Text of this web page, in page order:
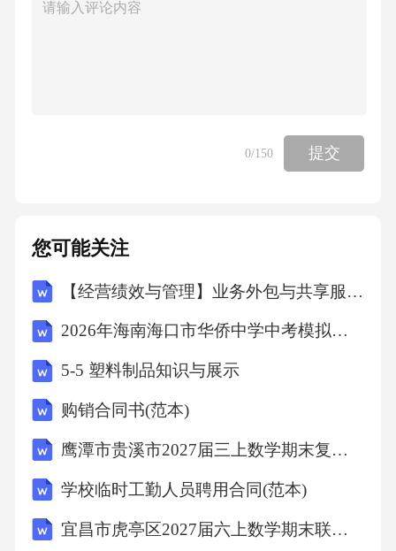
（）和（）。（2）种子发芽需要的条件是
卵生、身上长有羽毛和翅膀的动物，属于（）
类。（5）像狗、兔子这样，胎生、用乳汁喂养
向日葵（2）下列动物中，属于昆虫的是（）A.
蜘蛛B.蜈蚣C.蝴蝶（3）下列动物中，是哺乳动
物的是（）A.鸡B.鸭C.牛（4）植物的根的作用
植物身体（二）自然现象大揭秘填空：（1）云
是由（）和（）组成的。（2）雨的形成过程
是：海洋、湖泊等水面的水蒸发变成（），上
升到空中，遇冷变成小水滴或小冰晶，聚集在
不住的时候，就会落下来，形成（）。（3）风
0/150 提交
您可能关注
【经营绩效与管理】业务外包与共享服务专项审计计划
2026年海南海口市华侨中学中考模拟地理试卷（文字版含答案）
5-5 塑料制品知识与展示
购销合同书(范本)
鹰潭市贵溪市2027届三上数学期末复习检测模拟试题含解析
学校临时工勤人员聘用合同(范本)
宜昌市虎亭区2027届六上数学期末联考模拟试题含解析